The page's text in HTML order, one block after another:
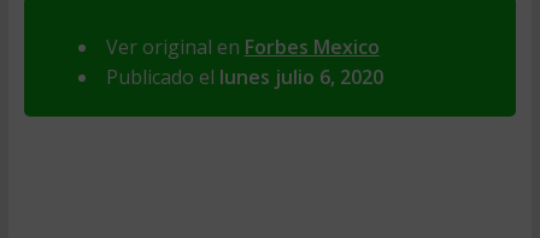
Ver original en Forbes Mexico
Publicado el lunes julio 6, 2020